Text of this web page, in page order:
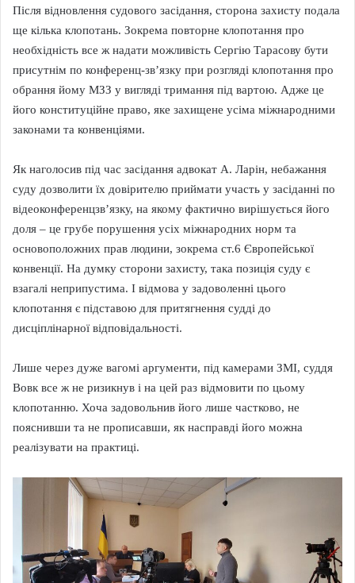
Після відновлення судового засідання, сторона захисту подала
ще кілька клопотань. Зокрема повторне клопотання про
необхідність все ж надати можливість Сергію Тарасову бути
присутнім по конференц-зв’язку при розгляді клопотання про
обрання йому МЗЗ у вигляді тримання під вартою. Адже це
його конституційне право, яке захищене усіма міжнародними
законами та конвенціями.
Як наголосив під час засідання адвокат А. Ларін, небажання
суду дозволити їх довірителю приймати участь у засіданні по
відеоконференцзв’язку, на якому фактично вирішується його
доля – це грубе порушення усіх міжнародних норм та
основоположних прав людини, зокрема ст.6 Європейської
конвенції. На думку сторони захисту, така позиція суду є
взагалі неприпустима. І відмова у задоволенні цього
клопотання є підставою для притягнення судді до
дисціплінарної відповідальності.
Лише через дуже вагомі аргументи, під камерами ЗМІ, суддя
Вовк все ж не ризикнув і на цей раз відмовити по цьому
клопотанню. Хоча задовольнив його лише частково, не
пояснивши та не прописавши, як насправді його можна
реалізувати на практиці.